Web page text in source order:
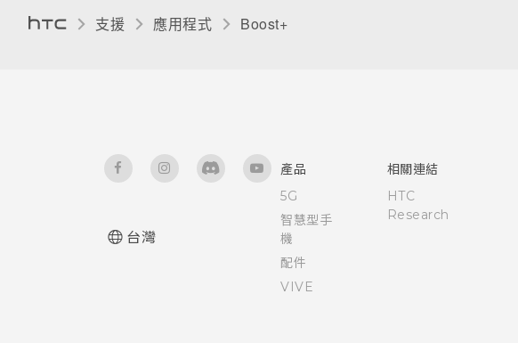
支援 應用程式 Boost+
台灣
產品
5G
智慧型手
機
配件
VIVE
相關連結
HTC
Research